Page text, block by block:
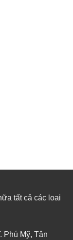
tất cả các loai
Phú Mỹ, Tân